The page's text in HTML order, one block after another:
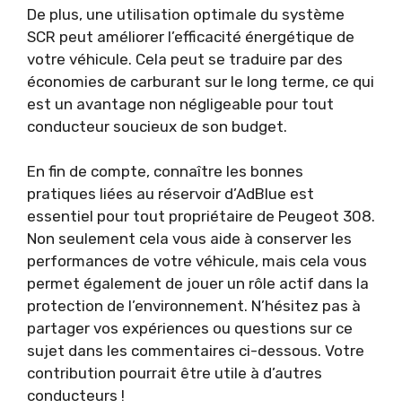
De plus, une utilisation optimale du système
SCR peut améliorer l’efficacité énergétique de
votre véhicule. Cela peut se traduire par des
économies de carburant sur le long terme, ce qui
est un avantage non négligeable pour tout
conducteur soucieux de son budget.
En fin de compte, connaître les bonnes
pratiques liées au réservoir d’AdBlue est
essentiel pour tout propriétaire de Peugeot 308.
Non seulement cela vous aide à conserver les
performances de votre véhicule, mais cela vous
permet également de jouer un rôle actif dans la
protection de l’environnement. N’hésitez pas à
partager vos expériences ou questions sur ce
sujet dans les commentaires ci-dessous. Votre
contribution pourrait être utile à d’autres
conducteurs !